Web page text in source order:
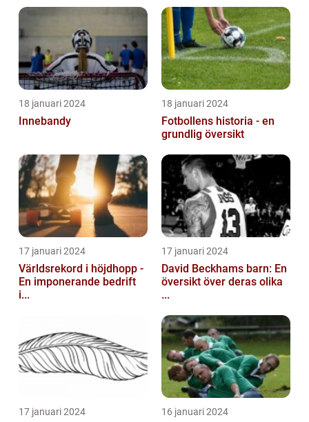
18 januari 2024
Innebandy
18 januari 2024
Fotbollens historia - en
grundlig översikt
17 januari 2024
Världsrekord i höjdhopp -
En imponerande bedrift
i...
17 januari 2024
David Beckhams barn: En
översikt över deras olika
...
17 januari 2024 16 januari 2024